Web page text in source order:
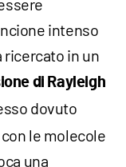
intenso
ricercato in un
di Rayleigh
dovuto
con le molecole
una